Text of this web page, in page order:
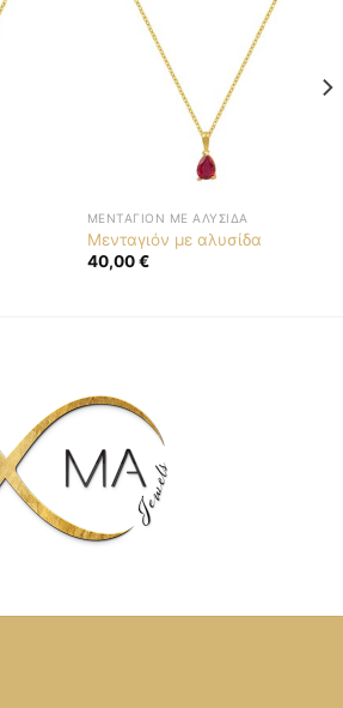
ΜΕΝΤΑΓΙΌΝ ΜΕ ΑΛΥΣΊΔΑ
Μενταγιόν με αλυσίδα
40,00€